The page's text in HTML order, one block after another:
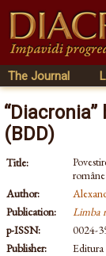
The Journal
(BDD)
Title:
Author:
Publication:
Limba
p-ISSN:
0024-
Publisher: